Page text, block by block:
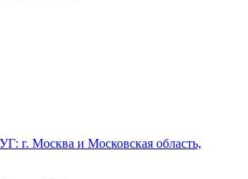
Москва и Московская область,